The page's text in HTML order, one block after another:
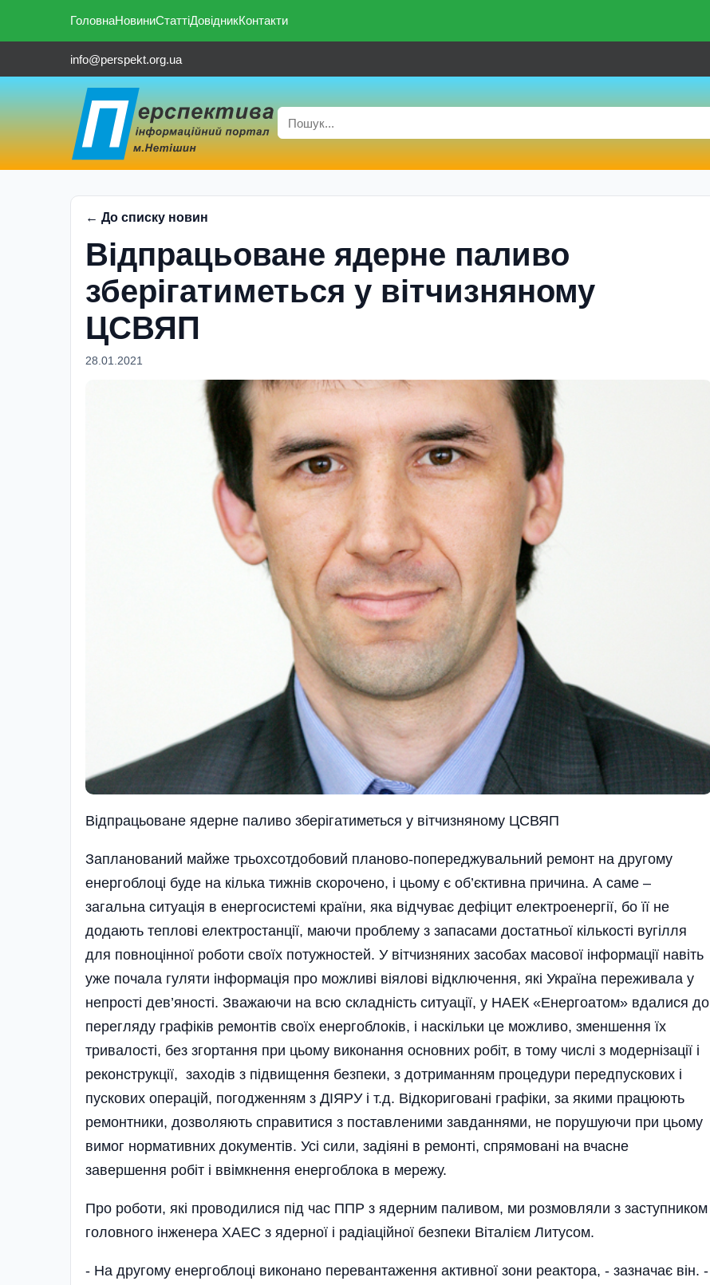
ГоловнаНовиниСтаттіДовідникКонтакти
info@perspekt.org.ua
← До списку новин
Відпрацьоване ядерне паливо
зберігатиметься у вітчизняному
ЦСВЯП
28.01.2021
Відпрацьоване ядерне паливо зберігатиметься у вітчизняному ЦСВЯП
Запланований майже трьохсотдобовий планово-попереджувальний ремонт на другому
енергоблоці буде на кілька тижнів скорочено, і цьому є об’єктивна причина. А саме –
загальна ситуація в енергосистемі країни, яка відчуває дефіцит електроенергії, бо її не
додають теплові електростанції, маючи проблему з запасами достатньої кількості вугілля
для повноцінної роботи своїх потужностей. У вітчизняних засобах масової інформації навіть
уже почала гуляти інформація про можливі віялові від­ключення, які Україна пере­жи­вала у
непрості дев’яності. Зважаючи на всю складність ситуації, у НАЕК «Енерго­атом» вдалися до
перегляду графіків ремонтів своїх енерго­блоків, і наскільки це можливо, зменшення їх
тривалості, без згортання при цьому виконання основних робіт, в тому числі з модернізації і
реконструкції, заходів з підвищення безпеки, з дотриманням процедури передпускових і
пускових операцій, погодженням з ДІЯРУ і т.д. Відкориговані графіки, за якими працюють
ремонтники, дозволяють справитися з поставленими завданнями, не порушуючи при цьому
вимог нормативних документ­ів. Усі сили, задіяні в ремонті, спрямовані на вчасне
завершення робіт і ввімкнення енергоблока в мережу.
Про роботи, які проводилися під час ППР з ядерним паливом, ми розмовляли з заступником
головного інженера ХАЕС з ядерної і радіаційної безпеки Віталієм Литусом.
- На другому енергоблоці виконано перевантаження активної зони реактора, - зазначає він. -